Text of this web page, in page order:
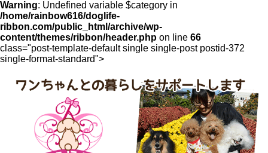
Warning: Undefined variable $category in
/home/rainbow616/doglife-
ribbon.com/public_html/archive/wp-
content/themes/ribbon/header.php on line 66
class="post-template-default single single-post postid-372
single-format-standard">